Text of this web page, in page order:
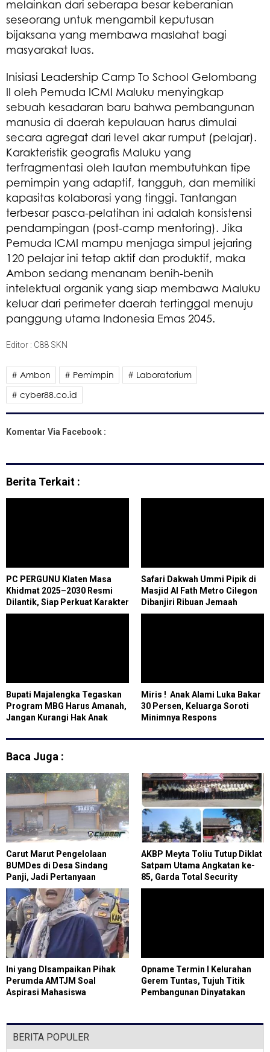
melainkan dari seberapa besar keberanian
seseorang untuk mengambil keputusan
bijaksana yang membawa maslahat bagi
masyarakat luas.
​Inisiasi Leadership Camp To School Gelombang
II oleh Pemuda ICMI Maluku menyingkap
sebuah kesadaran baru bahwa pembangunan
manusia di daerah kepulauan harus dimulai
secara agregat dari level akar rumput (pelajar).
Karakteristik geografis Maluku yang
terfragmentasi oleh lautan membutuhkan tipe
pemimpin yang adaptif, tangguh, dan memiliki
kapasitas kolaborasi yang tinggi. Tantangan
terbesar pasca-pelatihan ini adalah konsistensi
pendampingan (post-camp mentoring). Jika
Pemuda ICMI mampu menjaga simpul jejaring
120 pelajar ini tetap aktif dan produktif, maka
Ambon sedang menanam benih-benih
intelektual organik yang siap membawa Maluku
keluar dari perimeter daerah tertinggal menuju
panggung utama Indonesia Emas 2045.
Editor : C88 SKN
# Ambon # Pemimpin
# Laboratorium
# cyber88.co.id
Komentar Via Facebook :
Berita Terkait :
PC PERGUNU Klaten Masa
Khidmat 2025–2030 Resmi
Dilantik, Siap Perkuat Karakter
Generasi Aswaja
Safari Dakwah Ummi Pipik di
Masjid Al Fath Metro Cilegon
Dibanjiri Ribuan Jemaah
Bupati Majalengka Tegaskan
Program MBG Harus Amanah,
Jangan Kurangi Hak Anak
Miris ! Anak Alami Luka Bakar
30 Persen, Keluarga Soroti
Minimnya Respons
Baca Juga :
Carut Marut Pengelolaan
BUMDes di Desa Sindang
Panji, Jadi Pertanyaan
Masyarakat
AKBP Meyta Toliu Tutup Diklat
Satpam Utama Angkatan ke-
85, Garda Total Security
Tegaskan Profesi Satpam
Ini yang DIsampaikan Pihak
Perumda AMTJM Soal
Aspirasi Mahasiswa
Opname Termin I Kelurahan
Gerem Tuntas, Tujuh Titik
Pembangunan Dinyatakan
BERITA POPULER